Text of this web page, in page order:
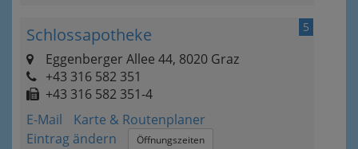
5
Schlossapotheke
Eggenberger Allee 44, 8020 Graz
+43 316 582 351
+43 316 582 351-4
E-Mail
Karte & Routenplaner
Eintrag ändern
Öffnungszeiten